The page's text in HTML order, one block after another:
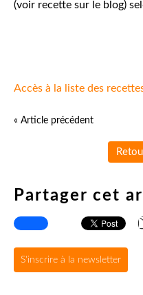
(voir recette sur le blog)
Accès à la liste des
« Article précédent
Partager cet
S'inscrire à la newsletter